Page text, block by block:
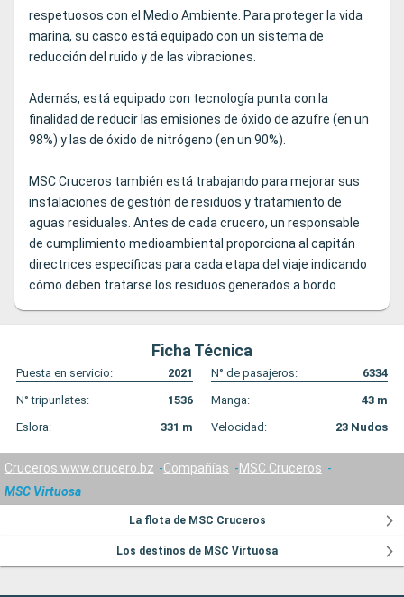
respetuosos con el Medio Ambiente. Para proteger la vida
marina, su casco está equipado con un sistema de
reducción del ruido y de las vibraciones.
Además, está equipado con tecnología punta con la
finalidad de reducir las emisiones de óxido de azufre (en un
98%) y las de óxido de nitrógeno (en un 90%).
MSC Cruceros también está trabajando para mejorar sus
instalaciones de gestión de residuos y tratamiento de
aguas residuales. Antes de cada crucero, un responsable
de cumplimiento medioambiental proporciona al capitán
directrices específicas para cada etapa del viaje indicando
cómo deben tratarse los residuos generados a bordo.
Ficha Técnica
Puesta en servicio: 2021 N° de pasajeros:
6334
N° tripunlates:
1536 Manga: 43 m
Eslora:
331 m Velocidad: 23 Nudos
Cruceros www.crucero.bz Compañías
MSC Cruceros
MSC Virtuosa
La flota de MSC Cruceros
Los destinos de MSC Virtuosa